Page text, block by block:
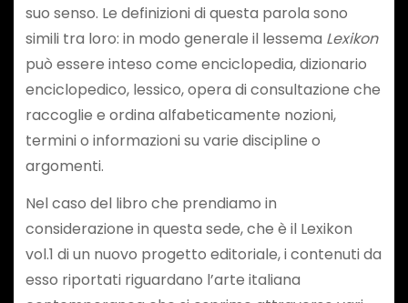
suo senso. Le definizioni di questa parola sono
simili tra loro: in modo generale il lessema Lexikon
può essere inteso come enciclopedia, dizionario
enciclopedico, lessico, opera di consultazione che
raccoglie e ordina alfabeticamente nozioni,
termini o informazioni su varie discipline o
argomenti.
Nel caso del libro che prendiamo in
considerazione in questa sede, che è il Lexikon
vol.1 di un nuovo progetto editoriale, i contenuti da
esso riportati riguardano l’arte italiana